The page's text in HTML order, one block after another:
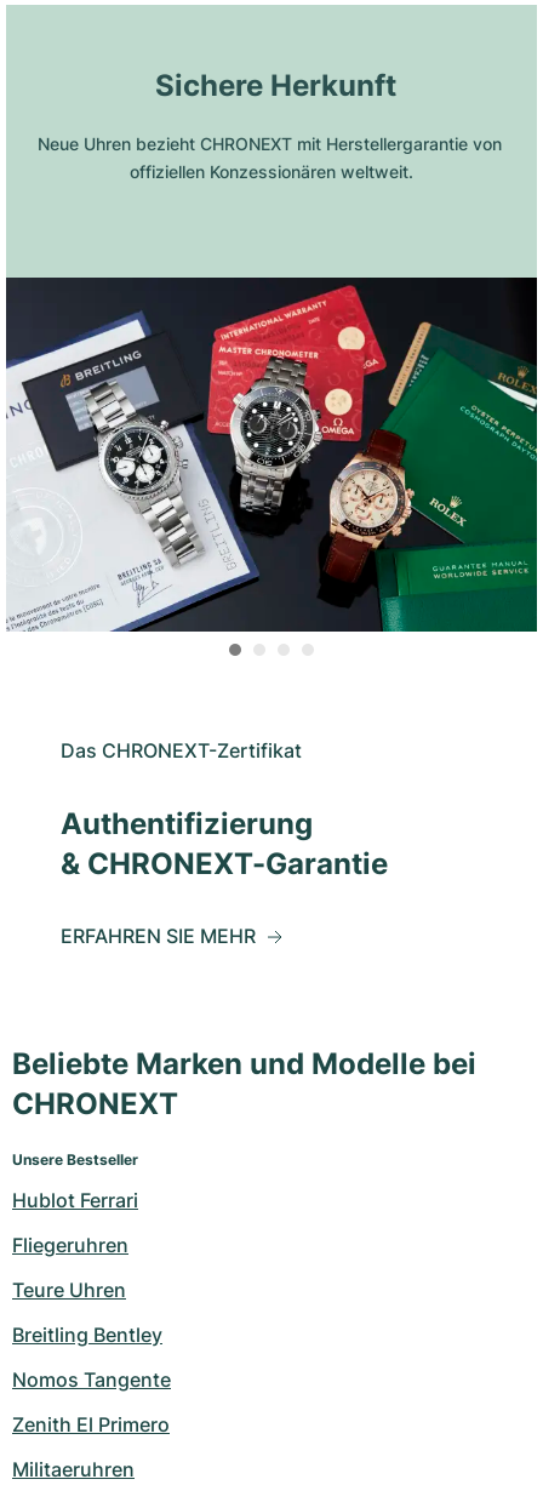
Sichere Herkunft
Neue Uhren bezieht CHRONEXT mit Herstellergarantie von
offiziellen Konzessionären weltweit.
Das CHRONEXT-Zertifikat
Authentifizierung
& CHRONEXT-Garantie
ERFAHREN SIE MEHR
Beliebte Marken und Modelle bei
CHRONEXT
Unsere Bestseller
Hublot Ferrari
Fliegeruhren
Teure Uhren
Breitling Bentley
Nomos Tangente
Zenith El Primero
Militaeruhren